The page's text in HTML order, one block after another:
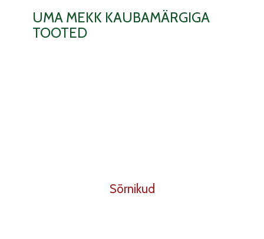
UMA MEKK KAUBAMÄRGIGA
TOOTED
Sõrnikud